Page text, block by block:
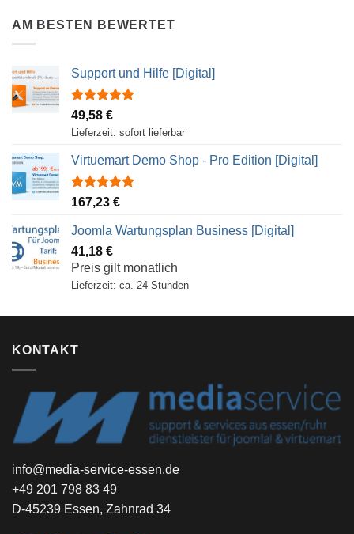
AM BESTEN BEWERTET
Support und Hilfe [Digital]
Rated5.00
out of 5
49,58 €
Lieferzeit: sofort lieferbar
Virtuemart Demo Shop - Pro Edition [Digital]
Rated4.88
167,23 €
Joomla Wartungsplan Business [Digital]
41,18 €
Preis gilt monatlich
Lieferzeit: ca. 24 Stunden
KONTAKT
info@media-service-essen.de
+49 201 798 83 49
D-45239 Essen, Zahnrad 34